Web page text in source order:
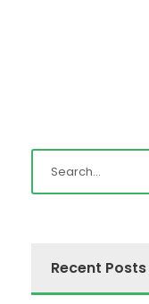
Recent Posts